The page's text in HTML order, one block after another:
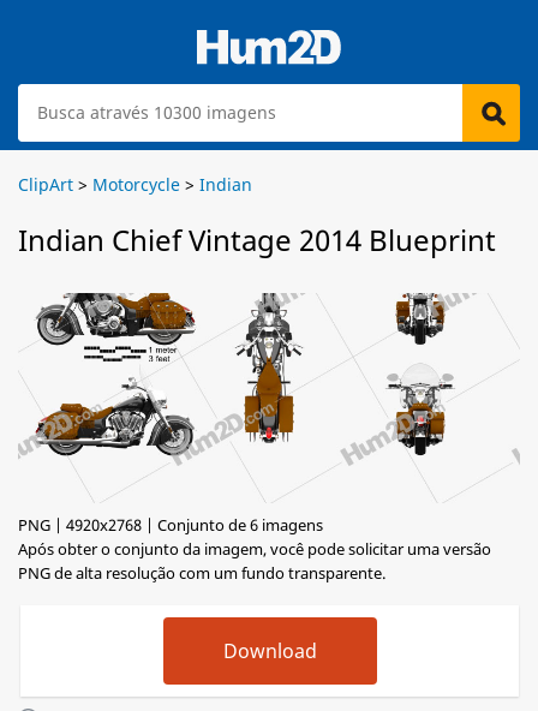
ClipArt > Motorcycle > Indian
Indian Chief Vintage 2014 Blueprint
PNG | 4920x2768 | Conjunto de 6 imagens
Após obter o conjunto da imagem, você pode solicitar uma versão
PNG de alta resolução com um fundo transparente.